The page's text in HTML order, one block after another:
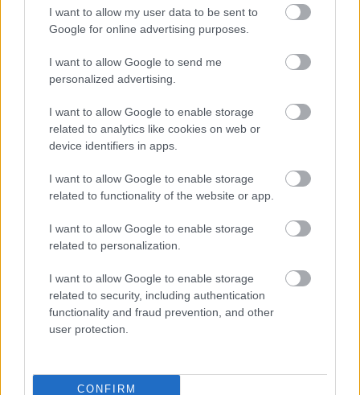
I want to allow my user data to be sent to
Google for online advertising purposes.
I want to allow Google to send me
personalized advertising.
I want to allow Google to enable storage
related to analytics like cookies on web or
device identifiers in apps.
I want to allow Google to enable storage
related to functionality of the website or app.
I want to allow Google to enable storage
related to personalization.
I want to allow Google to enable storage
related to security, including authentication
functionality and fraud prevention, and other
user protection.
CONFIRM
CZYTAJ TAKŻE
Marek Zub po
porażce Stali
Rzeszów z Arką
Gdynia: Różnica
jakości była
2026-08-01 18:23
wyraźnie lepsza od
Stali Rzeszów!
Zobacz skrót tego
Nieudana wyprawa
Stali nad Bałtyk.
Rzeszowianie rozbici
przez Arkę Gdynia